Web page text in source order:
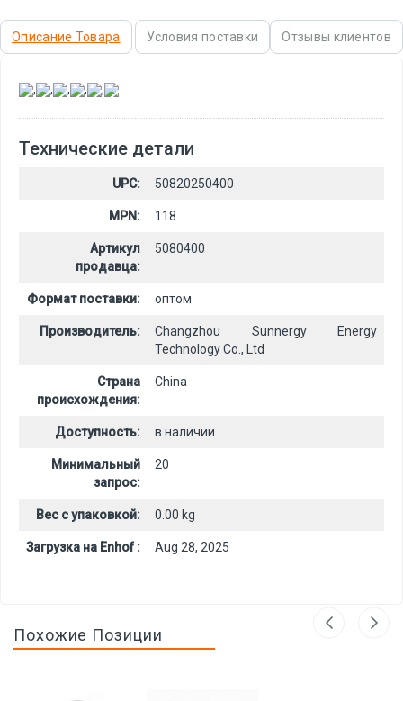
Описание Товара Условия поставки Отзывы клиентов
, , , , ,
Технические детали
UPC: 50820250400
MPN: 118
Артикул
продавца:
5080400
Формат поставки: оптом
Производитель:
Changzhou Sunnergy Energy
Technology Co., Ltd
Страна
происхождения:
China
Доступность: в наличии
Минимальный
запрос:
20
Вес с упаковкой: 0.00 kg
Загрузка на Enhof : Aug 28, 2025
Похожие Позиции